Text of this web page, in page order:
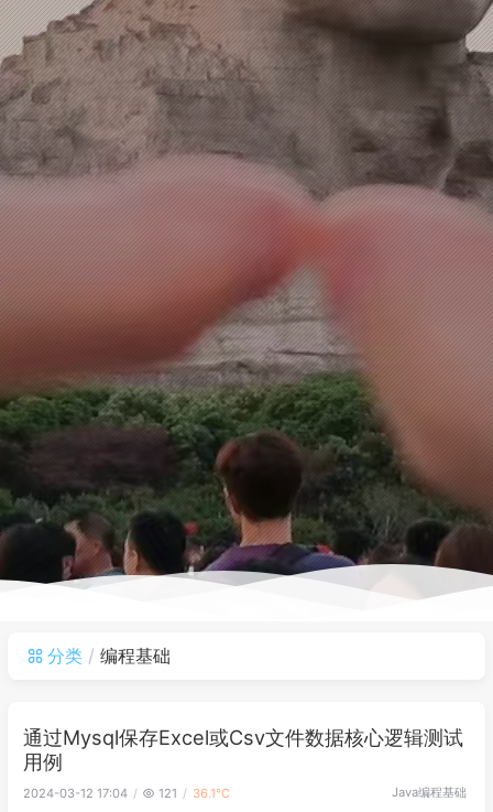
分类 编程基础
通过Mysql保存Excel或Csv文件数据核心逻辑测试
用例
2024-03-12 17:04 121 36.1℃ Java编程基础